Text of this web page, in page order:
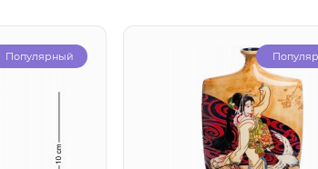
Популярный